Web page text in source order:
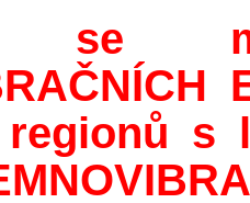
se
regionů s